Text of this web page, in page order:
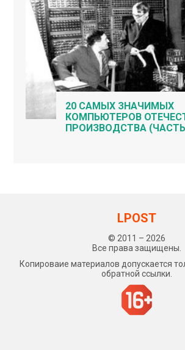
20 САМЫХ ЗНАЧИМЫХ
КОМПЬЮТЕРОВ
ПРОИЗВОДСТВА
LPOST
© 2011 – 2026
Все права защищены.
Копироваие материалов допускается
обратной ссылки.